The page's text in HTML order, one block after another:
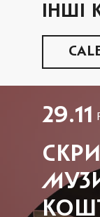
ІНШІ
29.11